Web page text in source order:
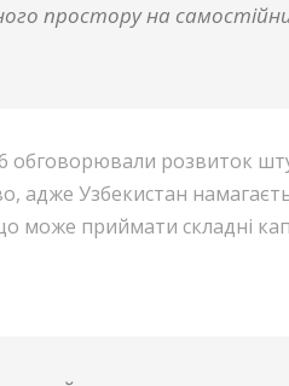
простору на
обговорювали розвиток
адже Узбекистан
приймати складні